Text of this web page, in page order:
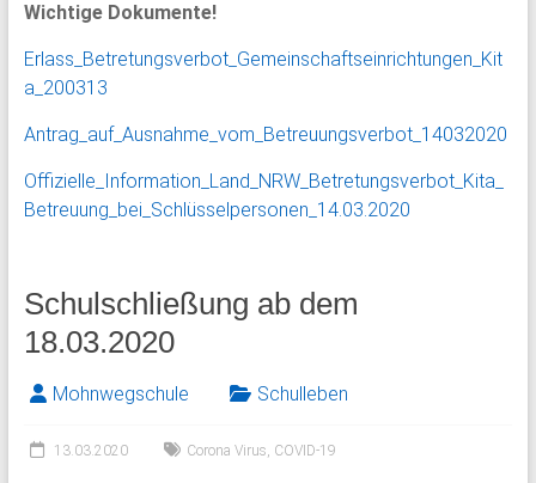
Wichtige Dokumente!
Erlass_Betretungsverbot_Gemeinschaftseinrichtungen_Kit
a_200313
Antrag_auf_Ausnahme_vom_Betreuungsverbot_14032020
Offizielle_Information_Land_NRW_Betretungsverbot_Kita_
Betreuung_bei_Schlüsselpersonen_14.03.2020
Schulschließung ab dem
18.03.2020
Mohnwegschule Schulleben
13.03.2020 Corona Virus, COVID-19